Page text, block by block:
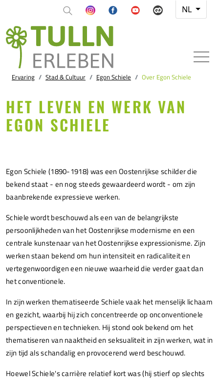
NL
Ervaring Stad & Cultuur Egon Schiele Over Egon Schiele
HET LEVEN EN WERK VAN
EGON SCHIELE
Egon Schiele (1890-1918) was een Oostenrijkse schilder die
bekend staat - en nog steeds gewaardeerd wordt - om zijn
baanbrekende expressieve werken.
Schiele wordt beschouwd als een van de belangrijkste
persoonlijkheden van het Oostenrijkse modernisme en een
centrale kunstenaar van het Oostenrijkse expressionisme. Zijn
werken staan bekend om hun intensiteit en radicaliteit en
vertegenwoordigen een nieuwe waarheid die verder gaat dan
het conventionele.
In zijn werken thematiseerde Schiele vaak het menselijk lichaam
en gezicht, waarbij hij zich concentreerde op onconventionele
perspectieven en technieken. Hij stond ook bekend om het
thematiseren van naaktheid en seksualiteit in zijn werken, wat in
zijn tijd als schandalig en provocerend werd beschouwd.
Hoewel Schiele's carrière relatief kort was (hij stierf op slechts